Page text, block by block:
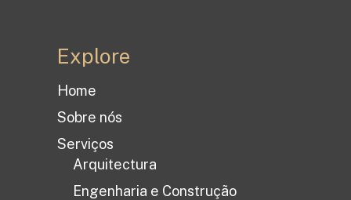
Explore
Home
Sobre nós
Serviços
Arquitectura
Engenharia e Construção